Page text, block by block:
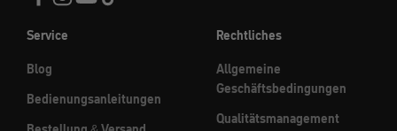
Service
Blog
Bedienungsanleitungen
Rechtliches
Allgemeine
Geschäftsbedingungen
Qualitätsmanagement